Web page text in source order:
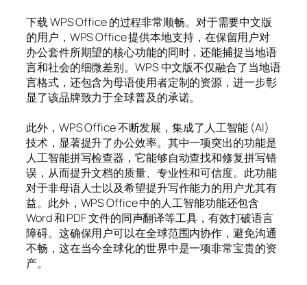
下载 WPS Office 的过程非常顺畅。对于需要中文版
的用户，WPS Office 提供本地支持，在保留用户对
办公套件所期望的核心功能的同时，还能捕捉当地语
言和社会的细微差别。WPS 中文版不仅融合了当地语
言格式，还包含为母语使用者定制的资源，进一步彰
显了该品牌致力于全球普及的承诺。
此外，WPS Office 不断发展，集成了人工智能 (AI)
技术，显著提升了办公效率。其中一项突出的功能是
人工智能拼写检查器，它能够自动查找和修复拼写错
误，从而提升文档的质量、专业性和可信度。此功能
对于非母语人士以及希望提升写作能力的用户尤其有
益。此外，WPS Office 中的人工智能功能还包含
Word 和 PDF 文件的同声翻译等工具，有效打破语言
障碍。这确保用户可以在全球范围内协作，避免沟通
不畅，这在当今全球化的世界中是一项非常宝贵的资
产。